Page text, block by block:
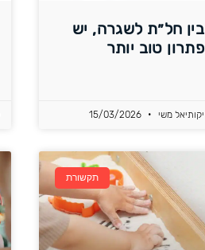
בין חל״ת לשגרה, יש
פתרון טוב יותר
יקותיאל משי
תקשורת